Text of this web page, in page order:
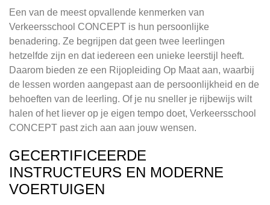
Een van de meest opvallende kenmerken van
Verkeersschool CONCEPT is hun persoonlijke
benadering. Ze begrijpen dat geen twee leerlingen
hetzelfde zijn en dat iedereen een unieke leerstijl heeft.
Daarom bieden ze een Rijopleiding Op Maat aan, waarbij
de lessen worden aangepast aan de persoonlijkheid en de
behoeften van de leerling. Of je nu sneller je rijbewijs wilt
halen of het liever op je eigen tempo doet, Verkeersschool
CONCEPT past zich aan aan jouw wensen.
GECERTIFICEERDE
INSTRUCTEURS EN MODERNE
VOERTUIGEN